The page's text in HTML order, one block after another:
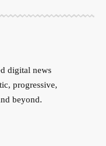
digital news
progressive,
beyond.